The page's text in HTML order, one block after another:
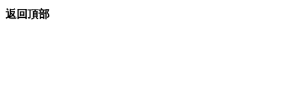
返回頂部